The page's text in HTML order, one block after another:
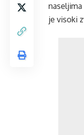
je visoki